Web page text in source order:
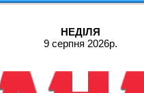
НЕДІЛЯ
9 серпня 2026р.